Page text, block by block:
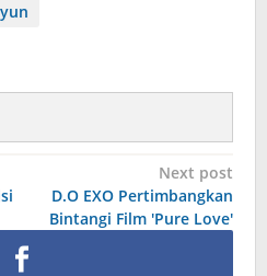
Next post
D.O EXO Pertimbangkan
Bintangi Film 'Pure Love'